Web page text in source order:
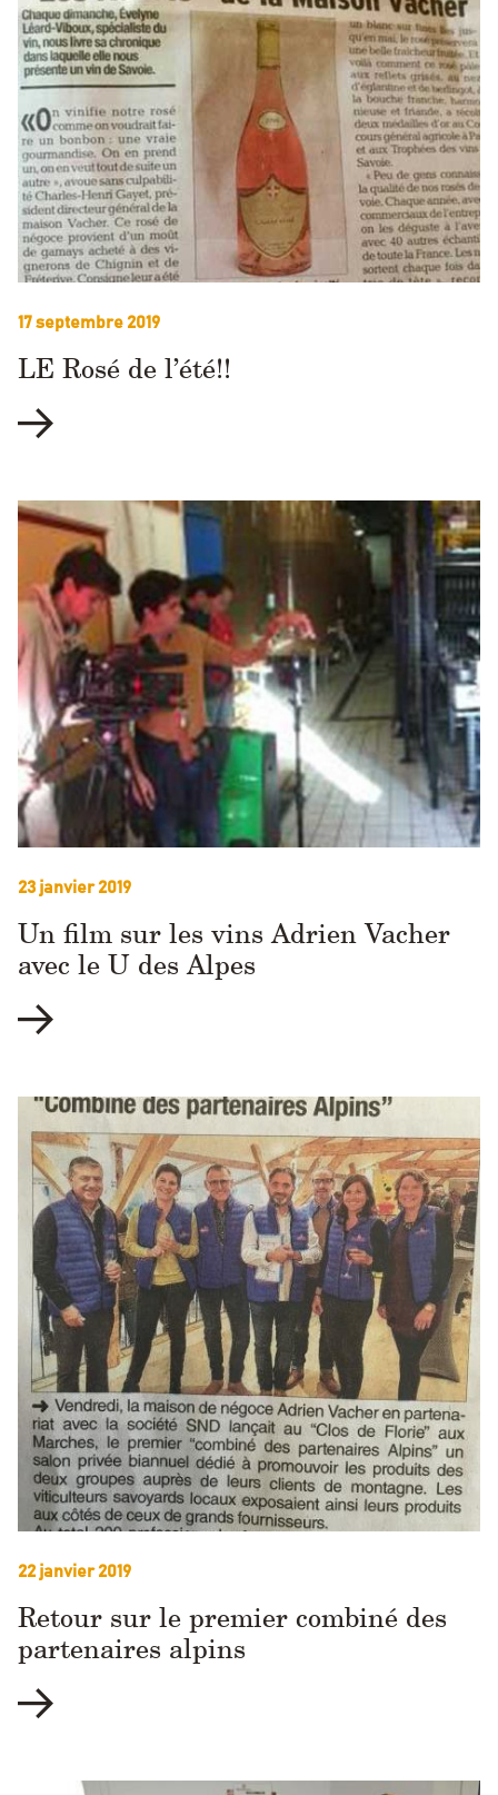
17 septembre 2019
LE Rosé de l’été!!
23 janvier 2019
Un film sur les vins Adrien Vacher
avec le U des Alpes
22 janvier 2019
Retour sur le premier combiné des
partenaires alpins